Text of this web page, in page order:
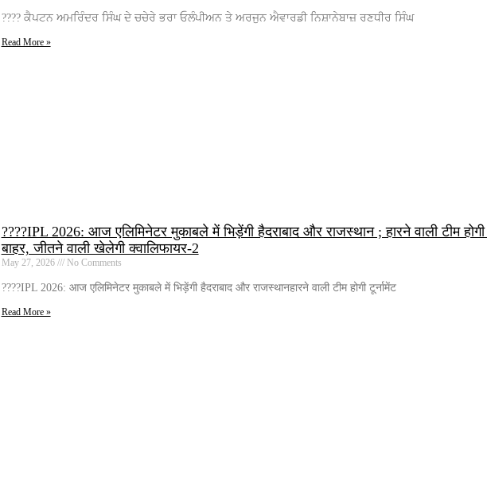
???? ਕੈਪਟਨ ਅਮਰਿੰਦਰ ਸਿੰਘ ਦੇ ਚਚੇਰੇ ਭਰਾ ਓਲੰਪੀਅਨ ਤੇ ਅਰਜੁਨ ਐਵਾਰਡੀ ਨਿਸ਼ਾਨੇਬਾਜ਼ ਰਣਧੀਰ ਸਿੰਘ
Read More »
????IPL 2026: आज एलिमिनेटर मुकाबले में भिड़ेंगी हैदराबाद और राजस्थान ; हारने वाली टीम होगी
बाहर, जीतने वाली खेलेगी क्वालिफायर-2
May 27, 2026 No Comments
????IPL 2026: आज एलिमिनेटर मुकाबले में भिड़ेंगी हैदराबाद और राजस्थानहारने वाली टीम होगी टूर्नामेंट
Read More »